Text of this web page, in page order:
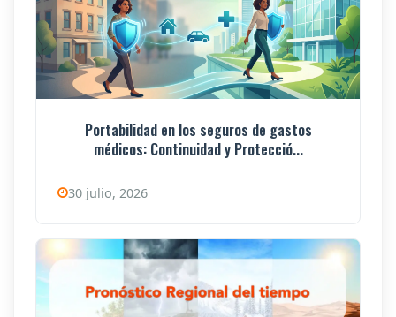
Portabilidad en los seguros de gastos
médicos: Continuidad y Protecció...
30 julio, 2026